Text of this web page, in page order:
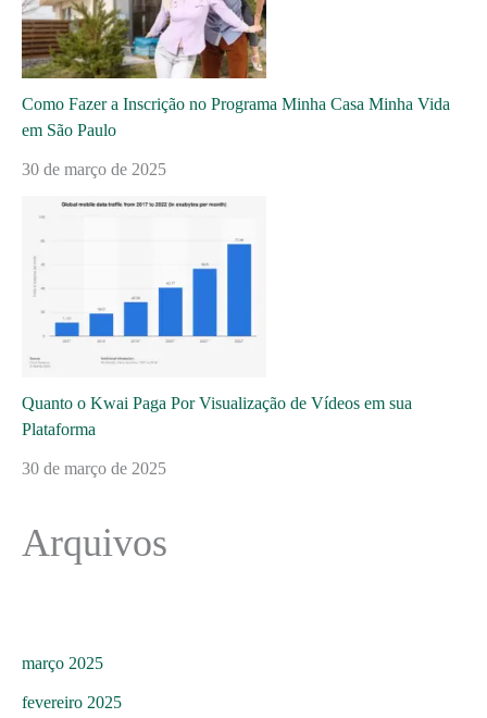
Como Fazer a Inscrição no Programa Minha Casa Minha Vida
em São Paulo
30 de março de 2025
Quanto o Kwai Paga Por Visualização de Vídeos em sua
Plataforma
30 de março de 2025
Arquivos
março 2025
fevereiro 2025